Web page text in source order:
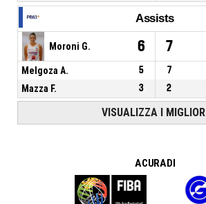
Assists
Moroni G. 6 7
Melgoza A. 5 7
Mazza F.
3 2
VISUALIZZA I MIGLIORI
A CURA DI